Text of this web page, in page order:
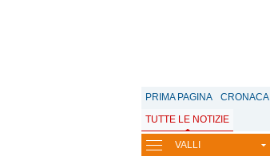
PRIMA PAGINA CRONACA
TUTTE LE NOTIZIE
VALLI